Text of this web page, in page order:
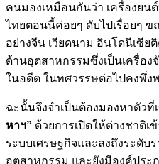
คนมองเหมือนกันว่า เครื่องยน
ไทยตอนนี้ค่อยๆ ดับไปเรื่อยๆ
อย่างจีน เวียดนาม อินโดนีเซีย
ด้านอุตสาหกรรมซึ่งเป็นเครื่อ
ในอดีต ในทศวรรษต่อไปคงพึ่งพ
ฉะนั้นจึงจำเป็นต้องมองหาตัว
หาฯ” ด้วยการเปิดให้ต่างชาติเ
ระบบเศรษฐกิจและลงถึงระดับ
อุตสาหกรรม และยังมีองค์ปร